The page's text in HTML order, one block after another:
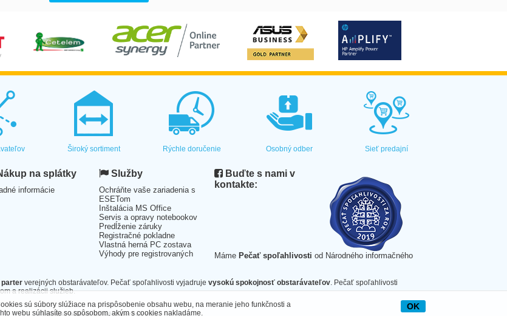
Široký sortiment Rýchle doručenie Osobný odber Sieť predajní
na splátky
informácie
Služby
Ochráňte vaše zariadenia s
ESETom
Inštalácia MS Office
Servis a opravy notebookov
Predĺženie záruky
Registračné pokladne
Vlastná herná PC zostava
Výhody pre registrovaných
Buďte s nami v
kontakte:
Máme Pečať spoľahlivosti od Národného informačného
verejných obstarávateľov. Pečať spoľahlivosti vyjadruje vysokú spokojnosť obstarávateľov. Pečať spoľahlivosti
a realizácii služieb.
Technické riešenie ©2026CyberSoft s.r.o.
sú súbory slúžiace na prispôsobenie obsahu webu, na meranie jeho funkčnosti a
webu súhlasíte so spôsobom, akým s cookies nakladáme.
OK